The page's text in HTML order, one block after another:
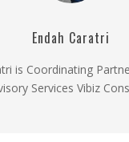
Endah Caratri
is Coordinating
Services Vibiz